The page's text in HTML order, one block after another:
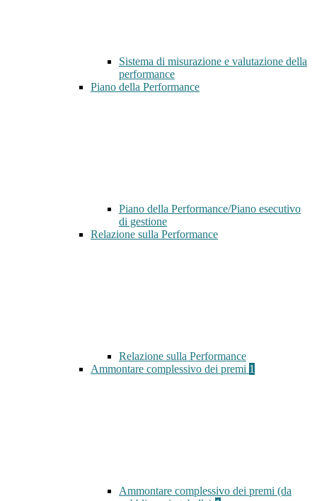
Sistema di misurazione e valutazione della
performance
Piano della Performance
Piano della Performance/Piano esecutivo
di gestione
Relazione sulla Performance
Relazione sulla Performance
Ammontare complessivo dei premi 1
Ammontare complessivo dei premi (da